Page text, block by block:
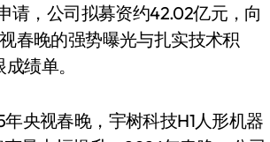
？
语权
春晚的强势曝光与扎实技术积
绩单。
央视春晚，宇树科技H1人形机器